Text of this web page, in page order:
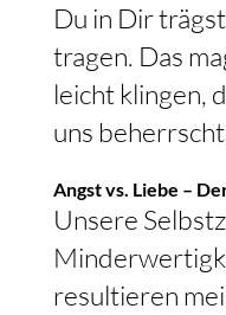
Du in Dir
tragen. Das
leicht klingen,
uns
Angst vs. Liebe –
Unsere
resultieren